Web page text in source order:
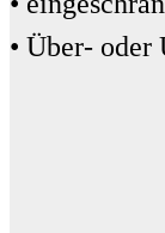
• Über-